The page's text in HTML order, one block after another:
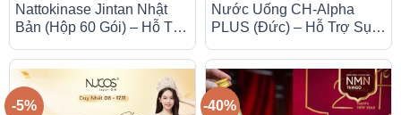
Nattokinase Jintan Nhật
Bản (Hộp 60 Gói) – Hỗ Trợ
Cục Máu Đông
Nước Uống CH-Alpha
PLUS (Đức) – Hỗ Trợ Sụn
Ống)
-5% -40%